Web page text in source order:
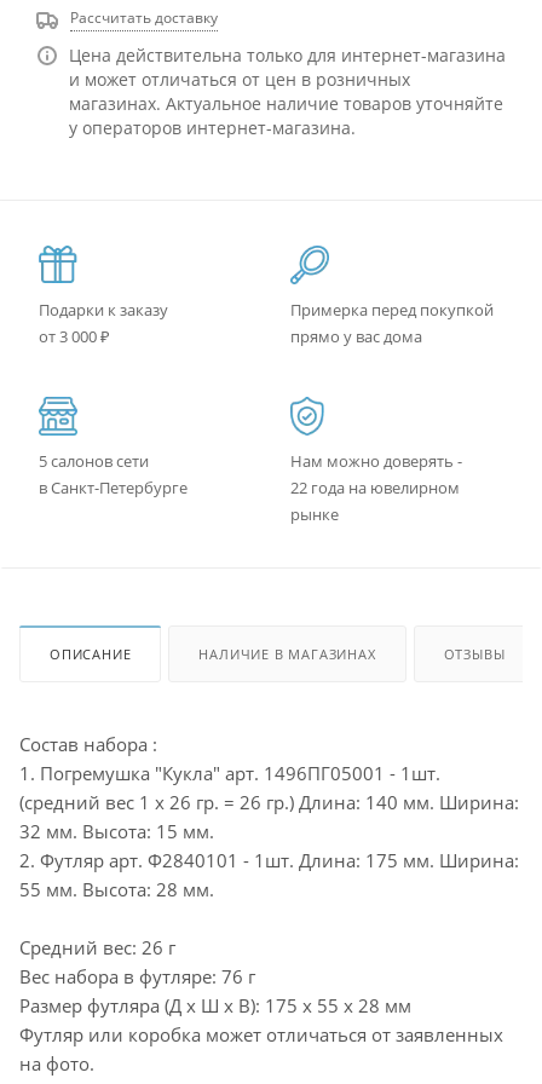
Рассчитать доставку
Цена действительна только для интернет-магазина
и может отличаться от цен в розничных
магазинах. Актуальное наличие товаров уточняйте
у операторов интернет-магазина.
Подарки к заказу
от 3 000 ₽
Примерка перед покупкой
прямо у вас дома
5 салонов сети
в Санкт-Петербурге
Нам можно доверять -
22 года на ювелирном
рынке
ОПИСАНИЕ НАЛИЧИЕ В МАГАЗИНАХ ОТЗЫВЫ
Состав набора :
1. Погремушка "Кукла" арт. 1496ПГ05001 - 1шт.
(средний вес 1 х 26 гр. = 26 гр.) Длина: 140 мм. Ширина:
32 мм. Высота: 15 мм.
2. Футляр арт. Ф2840101 - 1шт. Длина: 175 мм. Ширина:
55 мм. Высота: 28 мм.
Средний вес: 26 г
Вес набора в футляре: 76 г
Размер футляра (Д х Ш х В): 175 x 55 x 28 мм
Футляр или коробка может отличаться от заявленных
на фото.